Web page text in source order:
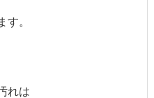
す。
れは